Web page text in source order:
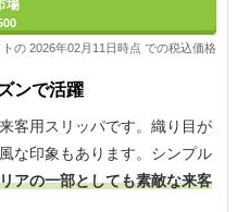
場
の 2026年02月11日時点 での税込価格
ンで活躍
客用スリッパです。織り目が
な印象もあります。シンプル
アの一部としても素敵な来客